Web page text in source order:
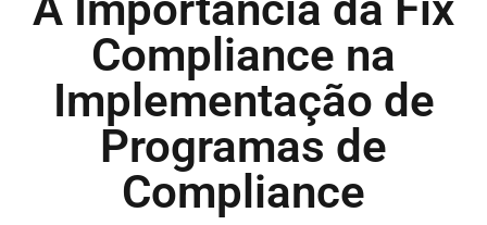
Compliance na
Implementação de
Programas de
Compliance